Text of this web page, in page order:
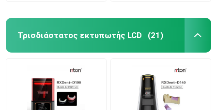
Τρισδιάστατος εκτυπωτής LCD (21)